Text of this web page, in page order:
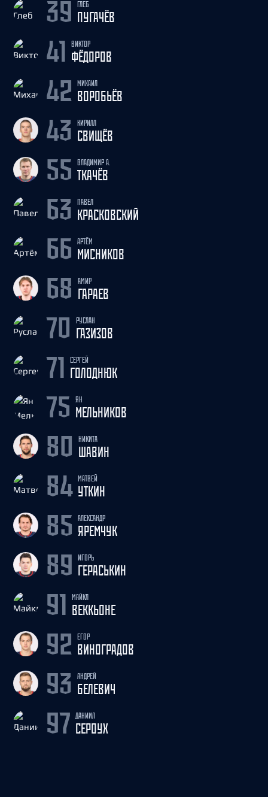
39 ГЛЕБ
ПУГАЧЁВ
41 ВИКТОР
ФЁДОРОВ
42 МИХАИЛ
ВОРОБЬЁВ
43 КИРИЛЛ
СВИЩЁВ
55 ВЛАДИМИР А.
ТКАЧЁВ
63 ПАВЕЛ
КРАСКОВСКИЙ
66 АРТЁМ
МИСНИКОВ
68 АМИР
ГАРАЕВ
70 РУСЛАН
ГАЗИЗОВ
71 СЕРГЕЙ
ГОЛОДНЮК
75 ЯН
МЕЛЬНИКОВ
80 НИКИТА
ШАВИН
84 МАТВЕЙ
УТКИН
85 АЛЕКСАНДР
ЯРЕМЧУК
89 ИГОРЬ
ГЕРАСЬКИН
91 МАЙКЛ
ВЕККЬОНЕ
92 ЕГОР
ВИНОГРАДОВ
93 АНДРЕЙ
БЕЛЕВИЧ
97 ДАНИИЛ
СЕРОУХ